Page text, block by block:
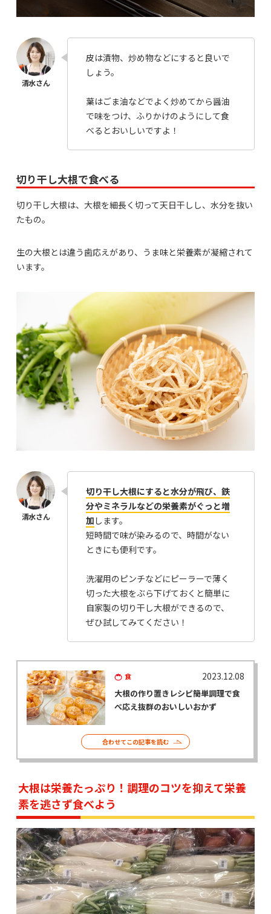
皮は漬物、炒め物などにすると良いで
しょう。
葉はごま油などでよく炒めてから醤油
で味をつけ、ふりかけのようにして食
べるとおいしいですよ！
切り干し大根で食べる
切り干し大根は、大根を細長く切って天日干しし、水分を抜い
たもの。
生の大根とは違う歯応えがあり、うま味と栄養素が凝縮されて
います。
切り干し大根にすると水分が飛び、鉄
分やミネラルなどの栄養素がぐっと増
加 します。
短時間で味が染みるので、時間がない
ときにも便利です。
洗濯用のピンチなどにピーラーで薄く
切った大根をぶら下げておくと簡単に
自家製の切り干し大根ができるので、
ぜひ試してみてください！
食 2023.12.08
大根の作り置きレシピ――簡単調理で食
べ応え抜群のおいしいおかず
合わせてこの記事を読む
大根は栄養たっぷり！調理のコツを抑えて栄養
素を逃さず食べよう